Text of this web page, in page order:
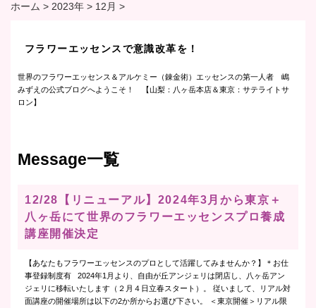
ホーム > 2023年 > 12月 >
フラワーエッセンスで意識改革を！
世界のフラワーエッセンス＆アルケミー（錬金術）エッセンスの第一人者 嶋
みずえの公式ブログへようこそ！ 【山梨：八ヶ岳本店＆東京：サテライトサ
ロン】
Message一覧
12/28【リニューアル】2024年3月から東京＋
八ヶ岳にて世界のフラワーエッセンスプロ養成
講座開催決定
【あなたもフラワーエッセンスのプロとして活躍してみませんか？】＊お仕
事登録制度有 2024年1月より、自由が丘アンジェリは閉店し、八ヶ岳アン
ジェリに移転いたします（２月４日立春スタート）。 従いまして、リアル対
面講座の開催場所は以下の2か所からお選び下さい。 ＜東京開催＞リアル限